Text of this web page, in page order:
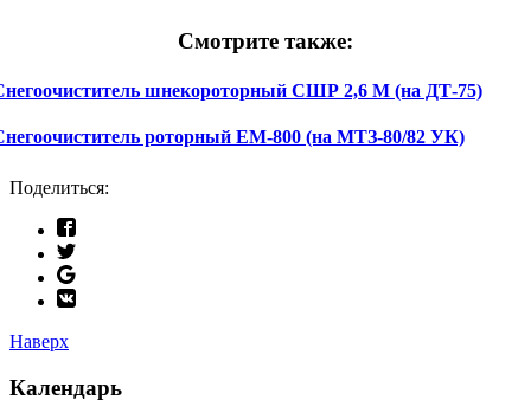
Смотрите также:
шнекороторный СШР 2,6 М (на ДТ-75)
роторный EM-800 (на МТЗ-80/82 УК)
Поделиться:
Наверх
Календарь